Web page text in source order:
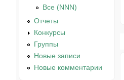
Все (NNN)
Отчеты
Конкурсы
Группы
Новые записи
Новые комментарии